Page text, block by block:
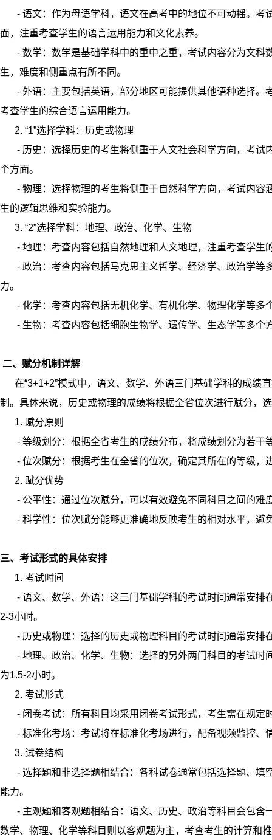
- 语文：作为母语学科，语文在高考中的地位不可动摇。考
面，注重考查学生的语言运用能力和文化素养。
- 数学：数学是基础学科中的重中之重，考试内容分为文科
生，难度和侧重点有所不同。
- 外语：主要包括英语，部分地区可能提供其他语种选择。
考查学生的综合语言运用能力。
2. “1”选择学科：历史或物理
- 历史：选择历史的考生将侧重于人文社会科学方向，考试
个方面。
- 物理：选择物理的考生将侧重于自然科学方向，考试内容
生的逻辑思维和实验能力。
3. “2”选择学科：地理、政治、化学、生物
- 地理：考查内容包括自然地理和人文地理，注重考查学生
- 政治：考查内容包括马克思主义哲学、经济学、政治学等
力。
- 化学：考查内容包括无机化学、有机化学、物理化学等多
- 生物：考查内容包括细胞生物学、遗传学、生态学等多个
二、赋分机制详解
制。具体来说，历史或物理的成绩将根据全省位次进行赋分，
1. 赋分原则
- 等级划分：根据全省考生的成绩分布，将成绩划分为若干
- 位次赋分：根据考生在全省的位次，确定其所在的等级，
2. 赋分优势
- 公平性：通过位次赋分，可以有效避免不同科目之间的难
- 科学性：位次赋分能够更准确地反映考生的相对水平，避